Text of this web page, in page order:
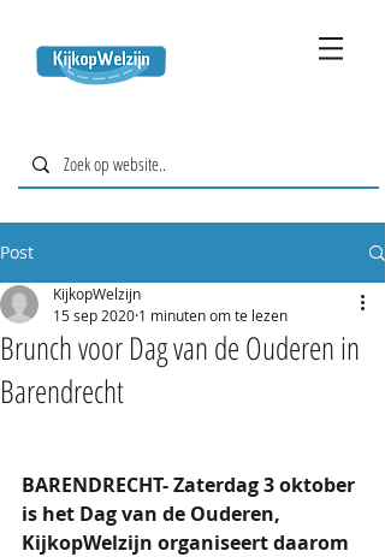
Post
Brunch voor Dag van de Ouderen in
Barendrecht
KijkopWelzijn
15 sep 2020 1 minuten om te lezen
BARENDRECHT- Zaterdag 3 oktober
is het Dag van de Ouderen,
KijkopWelzijn organiseert daarom